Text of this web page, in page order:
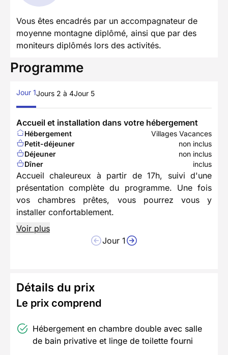
Vous êtes encadrés par un accompagnateur de
moyenne montagne diplômé, ainsi que par des
moniteurs diplômés lors des activités.
Programme
Jour 1Jours 2 à 4Jour 5
Accueil et installation dans votre hébergement
Hébergement
Villages Vacances
Petit-déjeuner
non inclus
Déjeuner
non inclus
Dîner
inclus
Accueil chaleureux à partir de 17h, suivi d'une
présentation complète du programme. Une fois
vos chambres prêtes, vous pourrez vous y
installer confortablement.
Voir plus
Jour 1
Détails du prix
Le prix comprend
Hébergement en chambre double avec salle
de bain privative et linge de toilette fourni